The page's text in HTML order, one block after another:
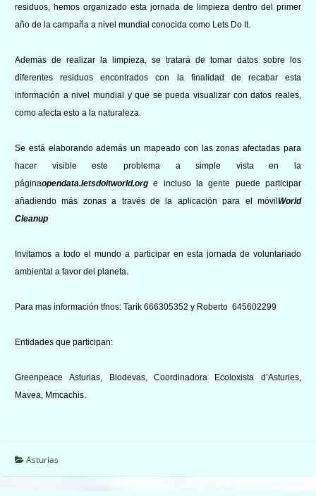
residuos, hemos organizado esta jornada de limpieza dentro del primer
año de la campaña a nivel mundial conocida como Lets Do It.
Además de realizar la limpieza, se tratará de tomar datos sobre los
diferentes residuos encontrados con la finalidad de recabar esta
información a nivel mundial y que se pueda visualizar con datos reales,
como afecta esto a la naturaleza.
Se está elaborando además un mapeado con las zonas afectadas para
hacer visible este problema a simple vista en la
páginaopendata.letsdoitworld.org e incluso la gente puede participar
añadiendo más zonas a través de la aplicación para el móvilWorld
Cleanup
Invitamos a todo el mundo a participar en esta jornada de voluntariado
ambiental a favor del planeta.
Para mas información tfnos: Tarik 666305352 y Roberto 645602299
Entidades que participan:
Greenpeace Asturias, Biodevas, Coordinadora Ecoloxista d’Asturies,
Mavea, Mmcachis.
Asturias